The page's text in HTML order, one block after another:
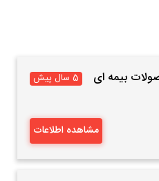
بیمه ای 5 سال پیش
مشاهده اطلاعات